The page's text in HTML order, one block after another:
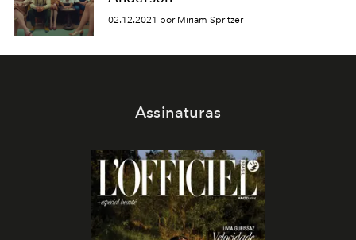
02.12.2021 por Miriam Spritzer
Assinaturas